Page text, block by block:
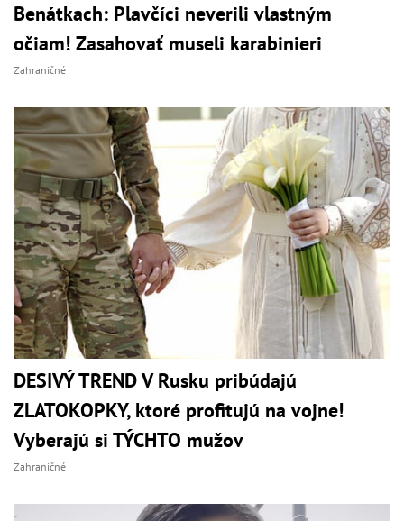
Benátkach: Plavčíci neverili vlastným
očiam! Zasahovať museli karabinieri
Zahraničné
DESIVÝ TREND V Rusku pribúdajú
ZLATOKOPKY, ktoré profitujú na vojne!
Vyberajú si TÝCHTO mužov
Zahraničné